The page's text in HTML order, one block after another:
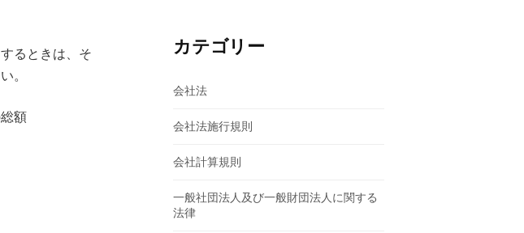
るときは、そ
。
額
カテゴリー
会社法
会社法施行規則
会社計算規則
一般社団法人及び一般財団法人に関する
法律